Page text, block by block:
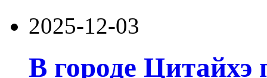
2025-12-03
В городе